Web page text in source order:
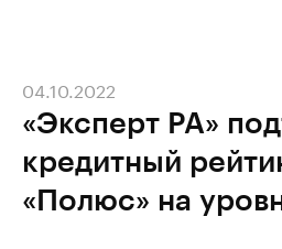
«Эксперт РА»
кредитный
«Полюс» на
04.10.2022